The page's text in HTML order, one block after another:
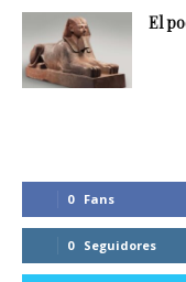
El
0 Fans
0 Seguidores